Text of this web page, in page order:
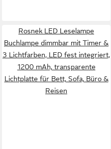
Rosnek LED Leselampe
Buchlampe dimmbar mit Timer &
3 Lichtfarben, LED fest integriert,
1200 mAh, transparente
Lichtplatte für Bett, Sofa, Büro &
Reisen